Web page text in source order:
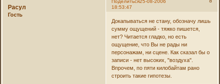
18:53:47
Расул
Гость
Докапываться не стану, обозначу лишь
сумму ощущений - тяжко пишется,
нет? Читается гладко, но есть
ощущение, что Вы не рады ни
персонажам, ни сцене. Как сказал бы о
записи - нет высоких, "воздуха".
Впрочем, по пяти килобайтам рано
строить такие гипотезы.